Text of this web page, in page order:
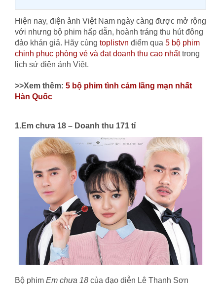
Hiện nay, điện ảnh Việt Nam ngày càng được mở rộng
với nhưng bộ phim hấp dẫn, hoành tráng thu hút đông
đảo khán giả. Hãy cùng toplistvn điểm qua 5 bộ phim
chinh phục phòng vé và đạt doanh thu cao nhấttrong
lịch sử điện ảnh Việt.
>>Xem thêm: 5 bộ phim tình cảm lãng mạn nhất
Hàn Quốc
1.Em chưa 18 – Doanh thu 171 tỉ
Bộ phim Em chưa 18 của đạo diễn Lê Thanh Sơn